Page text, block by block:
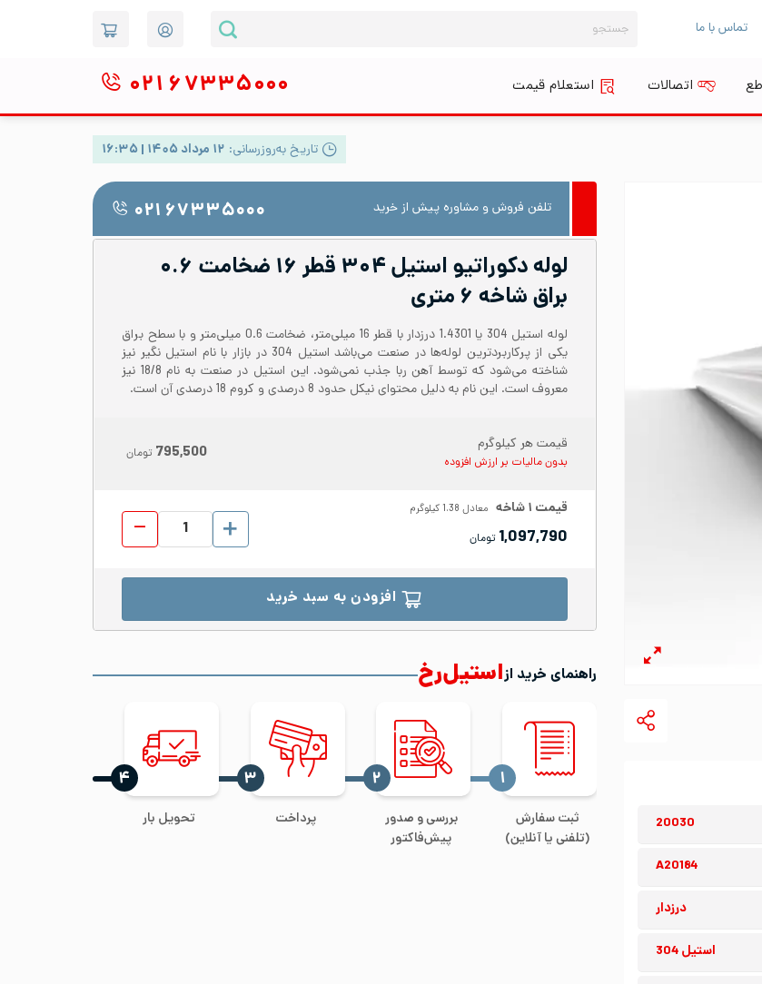
تماس با ما
برای:
اتصالات استعلام قیمت ۰۲۱ ۶۷۳۳۵۰۰۰
تاریخ به‌روزرسانی: ۱۲ مرداد ۱۴۰۵ | ۱۶:۳۵
20030
A20184
درزدار
استیل 304
تلفن فروش و مشاوره پیش از خرید ۰۲۱ ۶۷۳۳۵۰۰۰
لوله دکوراتیو استیل ۳۰۴ قطر ۱۶ ضخامت ۰.۶
براق شاخه ۶ متری
لوله استیل 304 یا 1.4301 درزدار با قطر 16 میلی‌متر، ضخامت 0.6 میلی‌متر و با سطح براق
یکی از پرکاربردترین لوله‌ها در صنعت می‌باشد‌ استیل 304 در بازار با نام استیل نگیر نیز
شناخته می‌شود که توسط آهن ربا جذب نمی‌شود. این استیل در صنعت به نام 18/8 نیز
معروف است. این نام به دلیل محتوای نیکل حدود 8 درصدی و کروم 18 درصدی آن است.
قیمت هر کیلوگرم
بدون مالیات بر ارزش افزوده 795,500 تومان
قیمت ۱شاخه معادل 1.38 کیلوگرم
1,097,790 تومان
لوله دکوراتیو استیل 304 قطر 16 ضخامت 0.6 براق شاخه 6 متری عدد
افزودن به سبد خرید
راهنمای خرید ازاستیل‌رخ
ثبت سفارش
(تلفنی یا آنلاین)
‍۱
بررسی و صدور
پیش‌فاکتور
‍۲
پرداخت
‍۳
تحویل بار
‍۴